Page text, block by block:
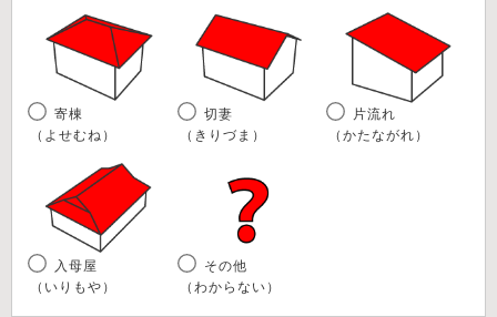
寄棟
（よせむね）
切妻
（きりづま）
片流れ
（かたながれ）
入母屋
（いりもや）
その他
（わからない）